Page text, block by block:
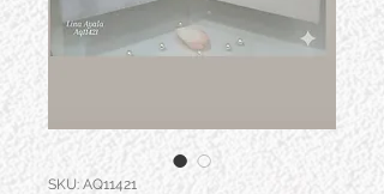
SKU: AQ11421